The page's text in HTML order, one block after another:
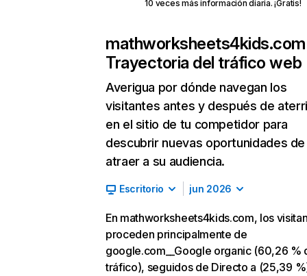
10 veces más información diaria. ¡Gratis!
mathworksheets4kids.com
Trayectoria del tráfico web
Averigua por dónde navegan los
visitantes antes y después de
en el sitio de tu competidor para
descubrir nuevas oportunidades de
atraer a su audiencia.
Escritorio jun 2026
En mathworksheets4kids.com, los
proceden principalmente de
google.com__Google organic (60,26 %
tráfico), seguidos de Directo a (25,39